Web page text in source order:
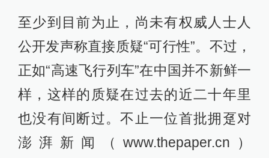
至少到目前为止，尚未有权威人士人
公开发声称直接质疑“可行性”。不过，
正如“高速飞行列车”在中国并不新鲜一
样，这样的质疑在过去的近二十年里
也没有间断过。不止一位首批拥趸对
澎湃新闻（www.thepaper.cn）